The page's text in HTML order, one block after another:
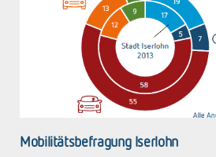
Mobilitätsbefragung Iserlohn